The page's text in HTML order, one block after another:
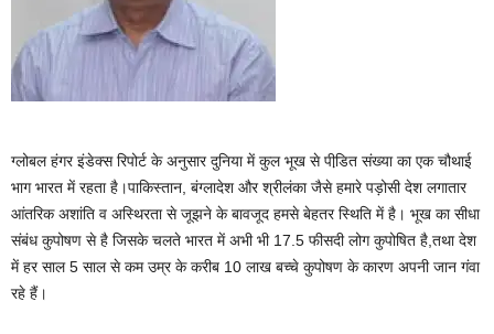
ग्लोबल हंगर इंडेक्स रिपोर्ट के अनुसार दुनिया में कुल भूख से पीडि़त संख्या का एक चौथाई
भाग भारत में रहता है।पाकिस्तान, बंग्लादेश और श्रीलंका जैसे हमारे पड़ोसी देश लगातार
आंतरिक अशांति व अस्थिरता से जूझने के बावजूद हमसे बेहतर स्थिति में है। भूख का सीधा
संबंध कुपोषण से है जिसके चलते भारत में अभी भी 17.5 फीसदी लोग कुपोषित है,तथा देश
में हर साल 5 साल से कम उम्र के करीब 10 लाख बच्चे कुपोषण के कारण अपनी जान गंवा
रहे हैं।